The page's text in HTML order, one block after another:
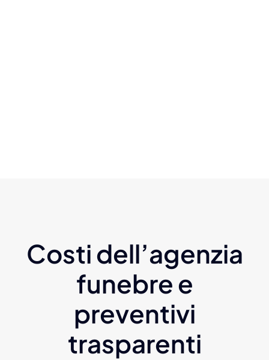
Costi dell’agenzia
funebre e
preventivi
trasparenti